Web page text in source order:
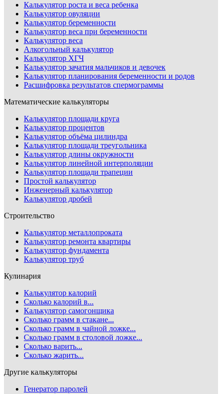
Калькулятор роста и веса ребенка
Калькулятор овуляции
Калькулятор беременности
Калькулятор веса при беременности
Калькулятор веса
Алкогольный калькулятор
Калькулятор ХГЧ
Калькулятор зачатия мальчиков и девочек
Калькулятор планирования беременности и родов
Расшифровка результатов спермограммы
Математические калькуляторы
Калькулятор площади круга
Калькулятор процентов
Калькулятор объёма цилиндра
Калькулятор площади треугольника
Калькулятор длины окружности
Калькулятор линейной интерполяции
Калькулятор площади трапеции
Простой калькулятор
Инженерный калькулятор
Калькулятор дробей
Строительство
Калькулятор металлопроката
Калькулятор ремонта квартиры
Калькулятор фундамента
Калькулятор труб
Кулинария
Калькулятор калорий
Сколько калорий в...
Калькулятор самогонщика
Сколько грамм в стакане...
Сколько грамм в чайной ложке...
Сколько грамм в столовой ложке...
Сколько варить...
Сколько жарить...
Другие калькуляторы
Генератор паролей